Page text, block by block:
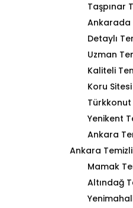
Taşpınar
Ankarada
Detaylı
Uzman
Kaliteli
Koru
Türkkonut
Yenikent
Ankara
Ankara
Mamak
Altındağ